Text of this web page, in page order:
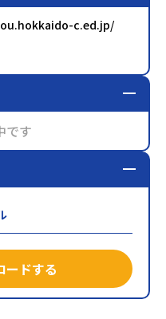
c.ed.jp/
です
ードする